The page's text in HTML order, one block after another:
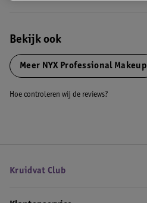
Bekijk ook
Meer NYX Professional Makeup
Hoe controleren wij de reviews?
Kruidvat Club